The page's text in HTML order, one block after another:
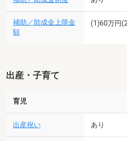
補助／助成金上限金
額
(1)60万円
出産・子育て
育児
出産祝い あり